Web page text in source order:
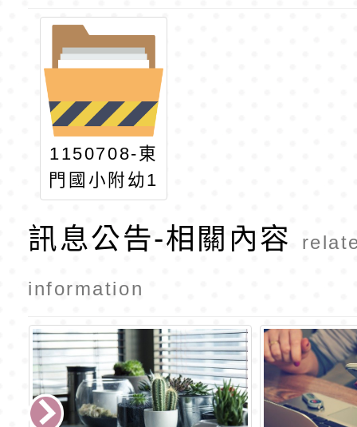
1150708-東
門國小附幼1
15學年度第
1次特教代理
章
訊息公告-相關內容
information